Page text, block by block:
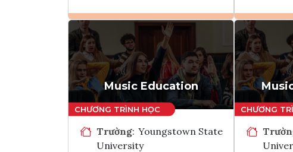
Ghi danh
Tham vấn Interlink
Music Education
Trường: Youngstown State
University